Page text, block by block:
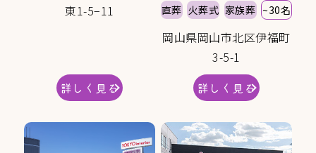
東1-5−11
詳しく見る
直葬 火葬式 家族葬 ~30名
岡山県岡山市北区伊福町
3-5-1
詳しく見る